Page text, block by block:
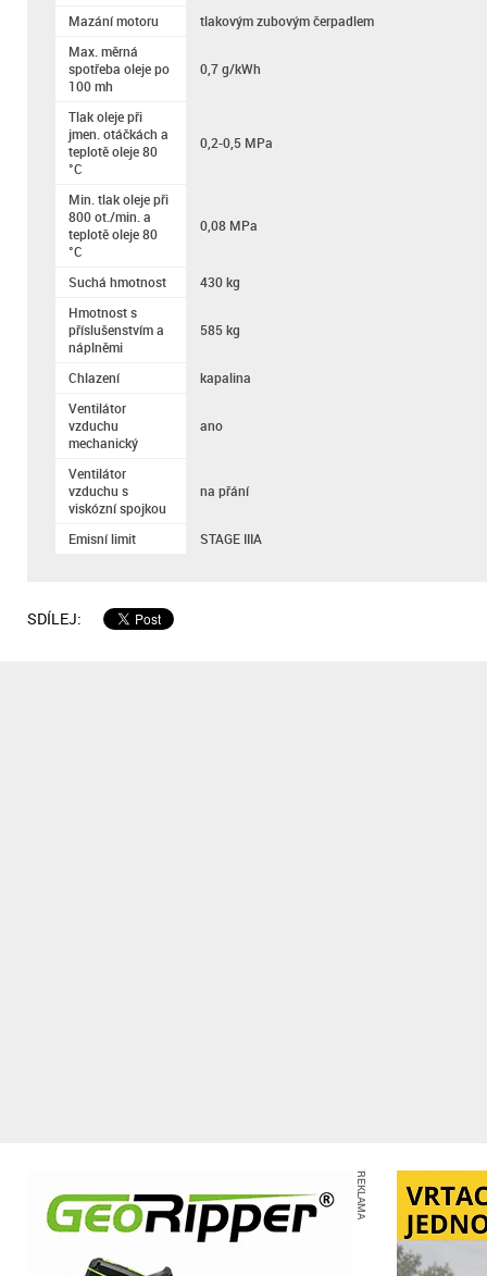
Mazání motoru
tlakovým zubovým čerpadlem
Max. měrná
spotřeba oleje po
100 mh
0,7 g/kWh
Tlak oleje při
jmen. otáčkách a
teplotě oleje 80
°C
0,2-0,5 MPa
Min. tlak oleje při
800 ot./min. a
teplotě oleje 80
°C
0,08 MPa
Suchá hmotnost
430 kg
Hmotnost s
příslušenstvím a
náplněmi
585 kg
Chlazení
kapalina
Ventilátor
vzduchu
mechanický
ano
Ventilátor
vzduchu s
viskózní spojkou
na přání
Emisní limit STAGE IIIA
SDÍLEJ:
REKLAMA